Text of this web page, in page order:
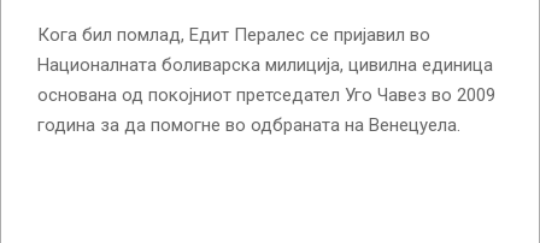
Кога бил помлад, Едит Пералес се пријавил во
Националната боливарска милиција, цивилна единица
основана од покојниот претседател Уго Чавез во 2009
година за да помогне во одбраната на Венецуела.